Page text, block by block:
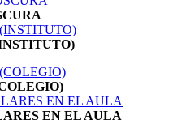
EN EL AULA